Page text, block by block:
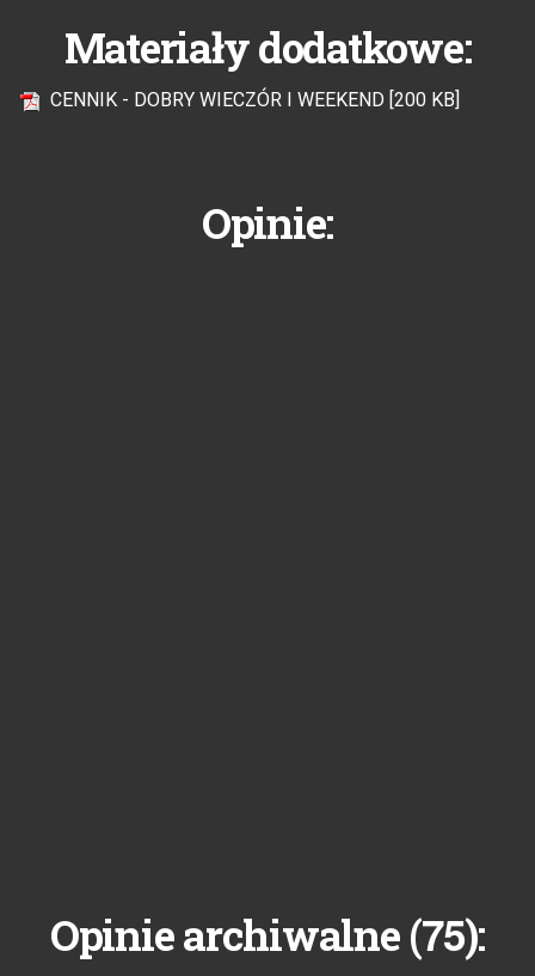
Materiały dodatkowe:
CENNIK - DOBRY WIECZÓR I WEEKEND [200 KB]
Opinie:
Opinie archiwalne (75):